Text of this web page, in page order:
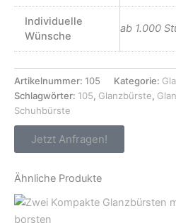
Individuelle
Wünsche
ab 1.000
Artikelnummer: 105 Kategorie:
Schlagwörter: 105, Glanzbürste,
Schuhbürste
Jetzt Anfragen!
Ähnliche Produkte